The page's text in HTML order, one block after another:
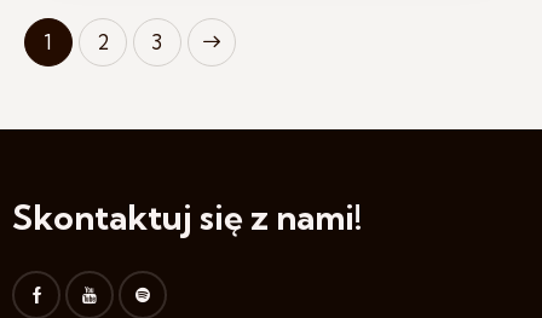
1 2 3
Skontaktuj się z nami!